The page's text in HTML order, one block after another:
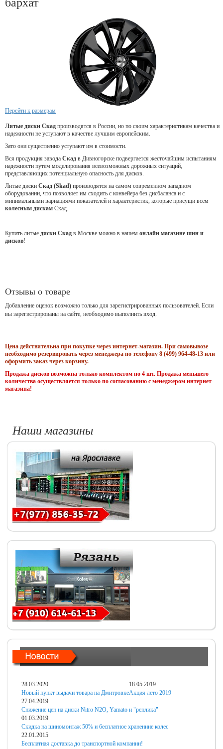
Перейти к размерам
Литые диски Скад производятся в России, но по своим характеристикам качества и
надежности не уступают в качестве лучшим европейским.
Зато они существенно уступают им в стоимости.
Вся продукция завода Скад в Дивногорске подвергается жесточайшим испытаниям
надежности путем моделирования всевозможных дорожных ситуаций,
представляющих потенциальную опасность для дисков.
Литые диски Скад (Skad) производятся на самом современном западном
оборудовании, что позволяет им сходить с конвейера без дисбаланса и с
минимальными вариациями показателей и характеристик, которые присущи всем
колесным дискам Скад.
Купить литые диски Скад в Москве можно в нашем онлайн магазине шин и
дисков!
Отзывы о товаре
Добавление оценок возможно только для зарегистрированных пользователей. Если
вы зарегистрированы на сайте, необходимо выполнить вход.
Цена действительна при покупке через интернет-магазин. При самовывозе
необходимо резервировать через менеджера по телефону 8 (499) 964-48-13 или
оформить заказ через корзину.
Продажа дисков возможна только комплектом по 4 шт. Продажа меньшего
количества осуществляется только по согласованию с менеджером интернет-
магазина!
Наши магазины
28.03.2020
Новый пункт выдачи товара на Дмитровке
18.05.2019
Акция лето 2019
27.04.2019
Снижение цен на диски Nitro N2O, Yamato и "реплика"
01.03.2019
Скидка на шиномонтаж 50% и бесплатное хранениие колес
22.01.2015
Бесплатная доставка до транспортной компании!